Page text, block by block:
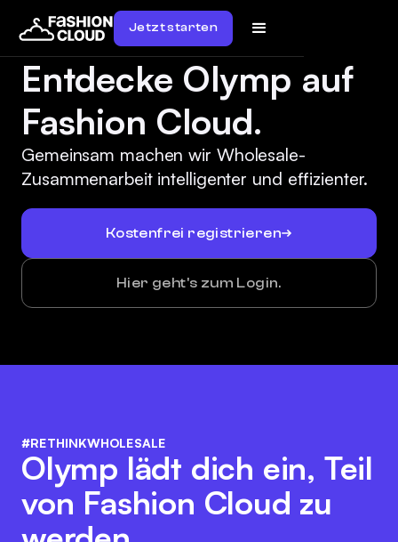
Jetzt starten
Entdecke Olymp auf
Fashion Cloud.
Gemeinsam machen wir Wholesale-
Zusammenarbeit intelligenter und effizienter.
Kostenfrei registrieren
Hier geht's zum Login.
#RETHINKWHOLESALE
Olymp lädt dich ein, Teil
von Fashion Cloud zu